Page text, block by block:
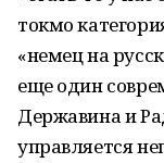
токмо
«немец на
еще один
Державина и
управляется